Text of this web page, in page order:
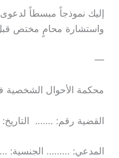
إليك نموذجاً مبسطاً
واستشارة محامٍ مختص
—
محكمة الأحوال
القضية رقم: …….
المدعي: ………